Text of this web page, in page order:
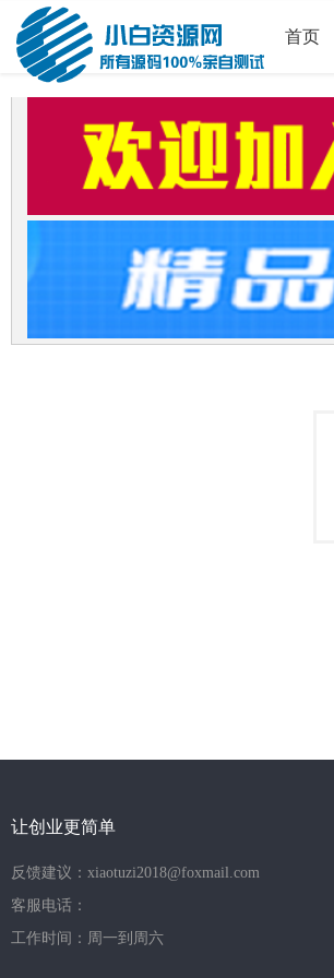
首页
让创业更简单
反馈建议：xiaotuzi2018@foxmail.com
客服电话：
工作时间：周一到周六